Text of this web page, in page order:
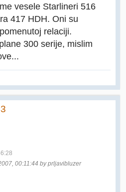
vesele Starlineri 516
417 HDH. Oni su
relaciji.
300 serije, mislim
00:11:44 by prljavibluzer